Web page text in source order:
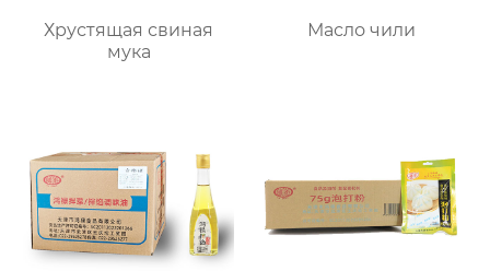
Хрустящая свиная
мука
Масло чили